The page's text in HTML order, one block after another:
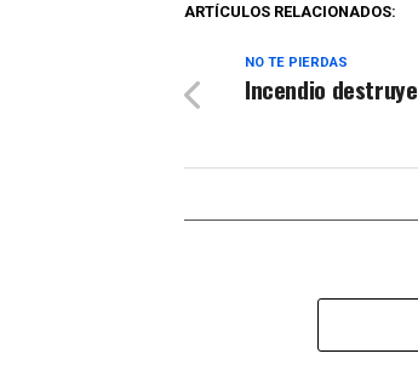
ARTÍCULOS RELACIONADOS:
NO TE PIERDAS
Incendio